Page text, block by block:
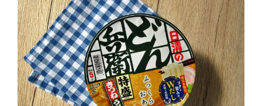
好み焼き」
5どん兵衛で一味違ったお好み焼きを！